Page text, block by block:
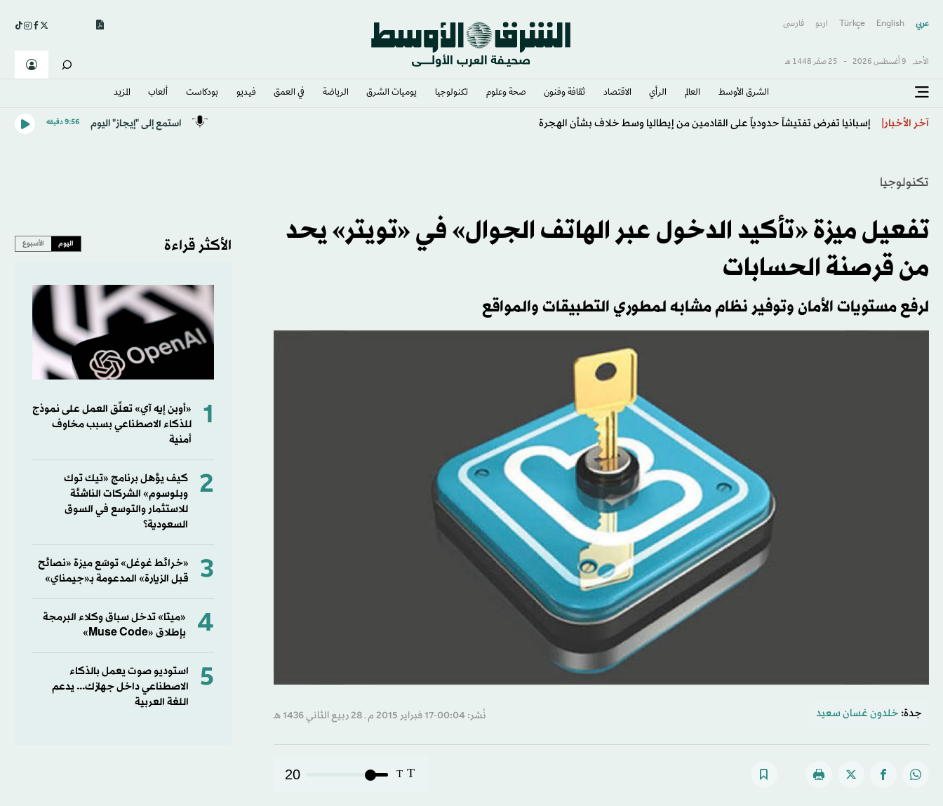
عربي English
Türkçe اردو فارسى
الأحد, 9 أغسطس 2026 - 25 صفَر 1448 هـ
الشرق الأوسط​ العالم الرأي الاقتصاد ثقافة وفنون صحة وعلوم تكنولوجيا يوميات الشرق​ الرياضة في العمق فيديو بودكاست ألعاب المزيد
آخر الأخبار
عثمان ديوماندي ينتقل من سبورتنغ لشبونة إلى نوتنغهام فورست استمع إلى "إيجاز" اليوم 9:56 دقيقه
تكنولوجيا
تفعيل ميزة «تأكيد الدخول عبر الهاتف الجوال» في «تويتر» يحد
من قرصنة الحسابات
لرفع مستويات الأمان وتوفير نظام مشابه لمطوري التطبيقات والمواقع
جدة: خلدون غسان سعيد نُشر: 00:04-17 فبراير 2015 م ـ 28 ربيع الثاني 1436 هـ
T
T
20
الأكثر قراءة اليوم الأسبوع
1
«أوبن إيه آي» تعلِّق العمل على نموذج
للذكاء الاصطناعي بسبب مخاوف
أمنية
2
كيف يؤهل برنامج «تيك توك
وبلوسوم» الشركات الناشئة
للاستثمار والتوسع في السوق
السعودية؟
3
«خرائط غوغل» توسّع ميزة «نصائح
قبل الزيارة» المدعومة بـ«جيمناي»
4
«ميتا» تدخل سباق وكلاء البرمجة
بإطلاق «Muse Code»
5
استوديو صوت يعمل بالذكاء
الاصطناعي داخل جهازك... يدعم
اللغة العربية